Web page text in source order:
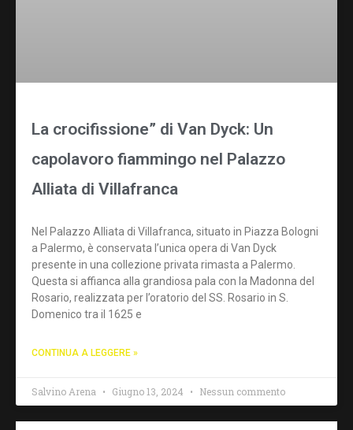
La crocifissione” di Van Dyck: Un
capolavoro fiammingo nel Palazzo
Alliata di Villafranca
Nel Palazzo Alliata di Villafranca, situato in Piazza Bologni
a Palermo, è conservata l’unica opera di Van Dyck
presente in una collezione privata rimasta a Palermo.
Questa si affianca alla grandiosa pala con la Madonna del
Rosario, realizzata per l’oratorio del SS. Rosario in S.
Domenico tra il 1625 e
CONTINUA A LEGGERE »
Salvino Arena Giugno 13, 2024 Nessun commento